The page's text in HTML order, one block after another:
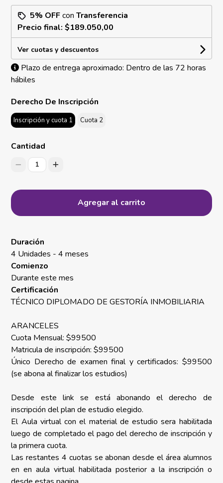
5% OFFconTransferencia
Precio final:$189.050,00
Ver cuotas y descuentos
Plazo de entrega aproximado: Dentro de las 72 horas
hábiles
Derecho De Inscripción
Inscripción y cuota 1 Cuota 2
Cantidad
1
Agregar al carrito
Duración
4 Unidades - 4 meses
Comienzo
Durante este mes
Certificación
TÉCNICO DIPLOMADO DE GESTORÍA INMOBILIARIA
ARANCELES
Cuota Mensual: $99500
Matricula de inscripción: $99500
Único Derecho de examen final y certificados: $99500
(se abona al finalizar los estudios)
Desde este link se está abonando el derecho de
inscripción del plan de estudio elegido.
El Aula virtual con el material de estudio sera habilitada
luego de completado el pago del derecho de inscripción y
la primera cuota.
Las restantes 4 cuotas se abonan desde el área alumnos
en en aula virtual habilitada posterior a la inscripción o